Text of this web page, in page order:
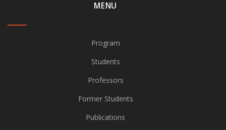
MENU
Program
Students
Professors
Former Students
Publications